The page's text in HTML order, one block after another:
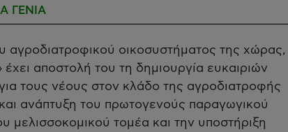
ΓΕΝΙΑ
αγροδιατροφικού οικοσυστήματος της χώρας,
αποστολή του τη δημιουργία ευκαιριών
τους νέους στον κλάδο της αγροδιατροφής
ανάπτυξη του πρωτογενούς παραγωγικού
τομέα και την υποστήριξη